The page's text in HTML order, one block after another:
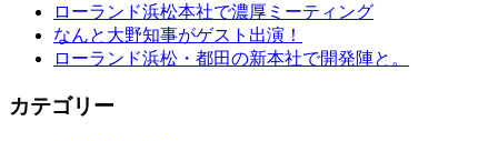
ローランド浜松本社で濃厚ミーティング
なんと大野知事がゲスト出演！
ローランド浜松・都田の新本社で開発陣と。
カテゴリー